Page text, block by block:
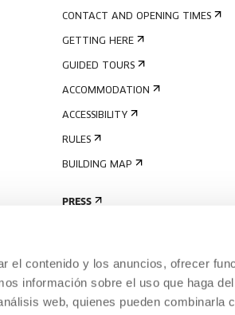
el contenido y los anuncios, ofrecer
información sobre el uso que haga
web, quienes pueden combinarla
CONTACT AND OPENING TIMES
GETTING HERE
GUIDED TOURS
ACCOMMODATION
ACCESSIBILITY
RULES
BUILDING MAP
PRESS